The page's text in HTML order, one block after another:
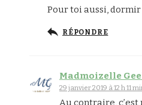
Pour toi aussi, dormir
RÉPONDRE
Madmoizelle
29 janvier 2019 à 12 h 11
Au contraire,